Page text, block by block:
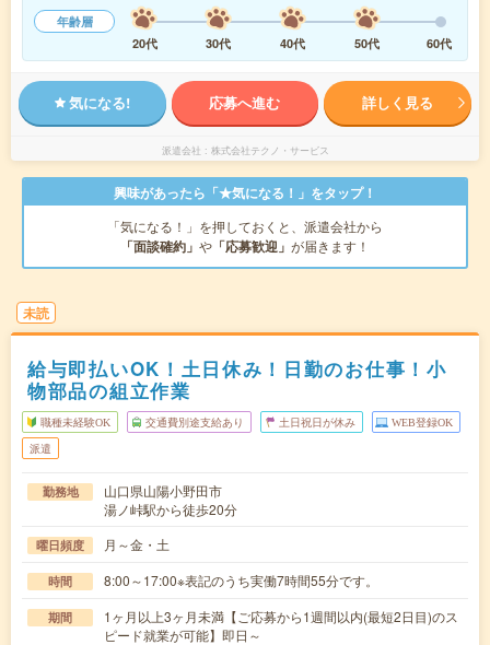
年齢層
20代
30代 40代 50代 60代
気になる! 応募へ進む 詳しく見る
派遣会社 株式会社テクノ・サービス
興味があったら「★気になる！」をタップ！
「気になる！」を押しておくと、派遣会社から
「面談確約」 や 「応募歓迎」 が届きます！
未読
給与即払いOK！土日休み！日勤のお仕事！小
物部品の組立作業
職種未経験OK 交通費別途支給あり 土日祝日が休み WEB登録OK
派遣
勤務地
山口県山陽小野田市
湯ノ峠駅から徒歩20分
曜日頻度 月～金・土
時間 8:00～17:00※表記のうち実働7時間55分です。
期間
1ヶ月以上3ヶ月未満【ご応募から1週間以内(最短2日目)のス
ピード就業が可能】即日～